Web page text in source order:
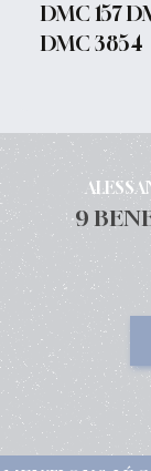
DMC 157
DMC 3854
9